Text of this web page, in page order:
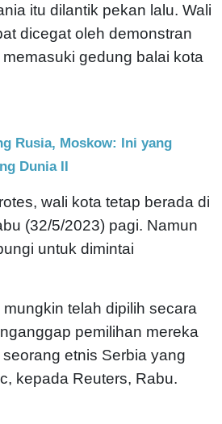
itu dilantik pekan lalu. Wali
dicegat oleh demonstran
gedung balai kota
Rusia, Moskow: Ini yang
Dunia II
wali kota tetap berada di
(32/5/2023) pagi. Namun
untuk dimintai
telah dipilih secara
pemilihan mereka
etnis Serbia yang
kepada Reuters, Rabu.